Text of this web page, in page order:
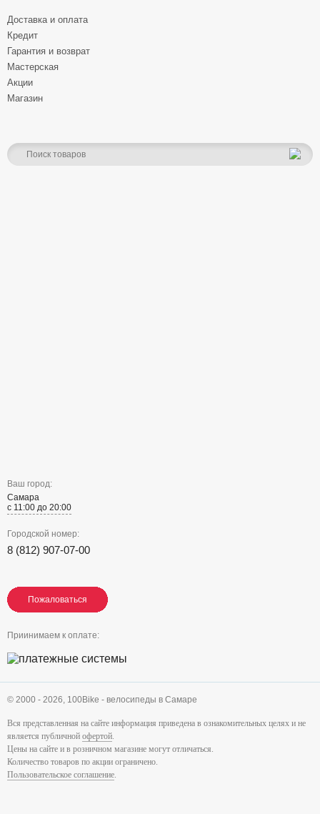
Доставка и оплата
Кредит
Гарантия и возврат
Мастерская
Акции
Магазин
Ваш город:
Самара
с 11:00 до 20:00
Городской номер:
8 (812) 907-07-00
Пожаловаться
Пожаловаться
Пожаловаться
Приинимаем к оплате:
© 2000 - 2026, 100Bike - велосипеды в Самаре
Вся представленная на сайте информация приведена в ознакомительных целях и не
является публичной офертой.
Цены на сайте и в розничном магазине могут отличаться.
Количество товаров по акции ограничено.
Пользовательское соглашение.